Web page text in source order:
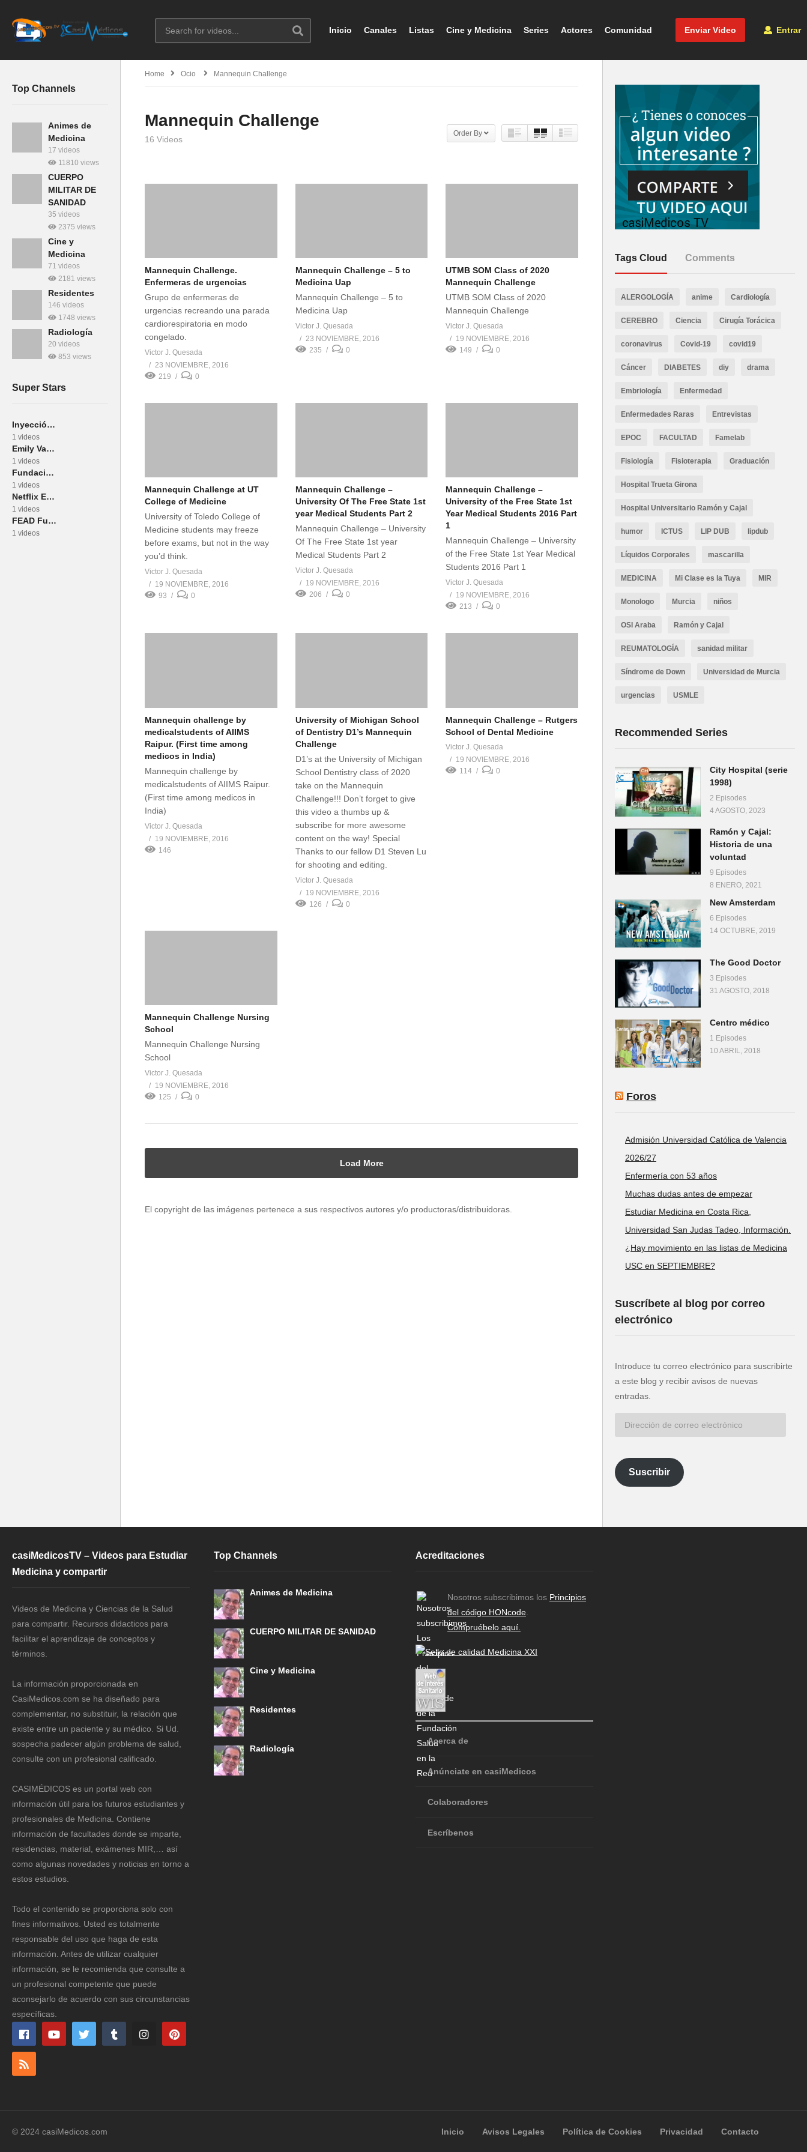
Enviar Video Entrar
Inicio Canales Listas Cine y Medicina Series Actores Comunidad
Top Channels
Animes de
Medicina
17 videos
11810 views
CUERPO
MILITAR DE
SANIDAD
35 videos
2375 views
Cine y
Medicina
71 videos
2181 views
Residentes
146 videos
1748 views
Radiología
20 videos
853 views
Super Stars
Inyección Comunicación
1 videos
Emily VanCamp
1 videos
Fundación MÁS QUE IDEAS
1 videos
Netflix España
1 videos
FEAD Fundación Española del Aparato Digestivo
1 videos
Home Ocio Mannequin Challenge
Mannequin Challenge
16 Videos
Order By
Mannequin Challenge.
Enfermeras de urgencias
Grupo de enfermeras de
urgencias recreando una parada
cardiorespiratoria en modo
congelado.
Victor J. Quesada
23 NOVIEMBRE, 2016
219
0
Mannequin Challenge – 5 to
Medicina Uap
Mannequin Challenge – 5 to
Medicina Uap
Victor J. Quesada
23 NOVIEMBRE, 2016
235
0
UTMB SOM Class of 2020
Mannequin Challenge
UTMB SOM Class of 2020
Mannequin Challenge
Victor J. Quesada
19 NOVIEMBRE, 2016
149
0
Mannequin Challenge at UT
College of Medicine
University of Toledo College of
Medicine students may freeze
before exams, but not in the way
you’d think.
Victor J. Quesada
19 NOVIEMBRE, 2016
93
0
Mannequin Challenge –
University Of The Free State 1st
year Medical Students Part 2
Mannequin Challenge – University
Of The Free State 1st year
Medical Students Part 2
Victor J. Quesada
19 NOVIEMBRE, 2016
206
0
Mannequin Challenge –
University of the Free State 1st
Year Medical Students 2016 Part
1
Mannequin Challenge – University
of the Free State 1st Year Medical
Students 2016 Part 1
Victor J. Quesada
19 NOVIEMBRE, 2016
213
0
Mannequin challenge by
medicalstudents of AIIMS
Raipur. (First time among
medicos in India)
Mannequin challenge by
medicalstudents of AIIMS Raipur.
(First time among medicos in
India)
Victor J. Quesada
19 NOVIEMBRE, 2016
146
University of Michigan School
of Dentistry D1’s Mannequin
Challenge
D1’s at the University of Michigan
School Dentistry class of 2020
take on the Mannequin
Challenge!!! Don’t forget to give
this video a thumbs up &
subscribe for more awesome
content on the way! Special
Thanks to our fellow D1 Steven Lu
for shooting and editing.
Victor J. Quesada
19 NOVIEMBRE, 2016
126
0
Mannequin Challenge – Rutgers
School of Dental Medicine
Victor J. Quesada
19 NOVIEMBRE, 2016
114
0
Mannequin Challenge Nursing
School
Mannequin Challenge Nursing
School
Victor J. Quesada
19 NOVIEMBRE, 2016
125
0
Load More
El copyright de las imágenes pertenece a sus respectivos autores y/o productoras/distribuidoras.
Tags Cloud Comments
ALERGOLOGÍA anime Cardiología
CEREBRO Ciencia Cirugía Torácica
coronavirus Covid-19 covid19
Cáncer DIABETES diy drama
Embriología Enfermedad
Enfermedades Raras Entrevistas
EPOC FACULTAD Famelab
Fisiología Fisioterapia Graduación
Hospital Trueta Girona
Hospital Universitario Ramón y Cajal
humor ICTUS LIP DUB lipdub
Líquidos Corporales mascarilla
MEDICINA Mi Clase es la Tuya MIR
Monologo Murcia niños
OSI Araba Ramón y Cajal
REUMATOLOGÍA sanidad militar
Síndrome de Down Universidad de Murcia
urgencias USMLE
Recommended Series
City Hospital (serie
1998)
2 Episodes
4 AGOSTO, 2023
Ramón y Cajal:
Historia de una
voluntad
9 Episodes
8 ENERO, 2021
New Amsterdam
6 Episodes
14 OCTUBRE, 2019
The Good Doctor
3 Episodes
31 AGOSTO, 2018
Centro médico
1 Episodes
10 ABRIL, 2018
Foros
Admisión Universidad Católica de Valencia
2026/27
Enfermería con 53 años
Muchas dudas antes de empezar
Estudiar Medicina en Costa Rica,
Universidad San Judas Tadeo, Información.
¿Hay movimiento en las listas de Medicina
USC en SEPTIEMBRE?
Suscríbete al blog por correo
electrónico
Introduce tu correo electrónico para suscribirte
a este blog y recibir avisos de nuevas
entradas.
electrónico
Suscribir
casiMedicosTV – Videos para Estudiar
Medicina y compartir
Videos de Medicina y Ciencias de la Salud
para compartir. Recursos didacticos para
facilitar el aprendizaje de conceptos y
términos.
La información proporcionada en
CasiMedicos.com se ha diseñado para
complementar, no substituir, la relación que
existe entre un paciente y su médico. Si Ud.
sospecha padecer algún problema de salud,
consulte con un profesional calificado.
CASIMÉDICOS es un portal web con
información útil para los futuros estudiantes y
profesionales de Medicina. Contiene
información de facultades donde se imparte,
residencias, material, exámenes MIR,… así
como algunas novedades y noticias en torno a
estos estudios.
Todo el contenido se proporciona solo con
fines informativos. Usted es totalmente
responsable del uso que haga de esta
información. Antes de utilizar cualquier
información, se le recomienda que consulte a
un profesional competente que puede
aconsejarlo de acuerdo con sus circunstancias
específicas.
Top Channels
Animes de Medicina
CUERPO MILITAR DE SANIDAD
Cine y Medicina
Residentes
Radiología
Acreditaciones
Nosotros subscribimos los Principios
del código HONcode
Compruébelo aquí.
Acerca de
Anúnciate en casiMedicos
Colaboradores
Escríbenos
© 2024 casiMedicos.com Inicio Avisos Legales Política de Cookies Privacidad Contacto